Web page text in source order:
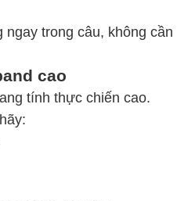
trong câu, không cần
cao
tính thực chiến cao.